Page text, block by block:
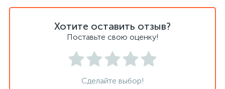
Хотите оставить отзыв?
Поставьте свою оценку!
Сделайте выбор!